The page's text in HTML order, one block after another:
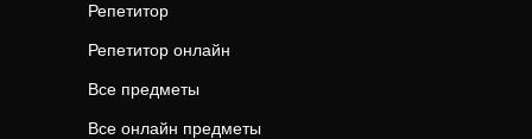
Репетитор
Репетитор онлайн
Все предметы
Все онлайн предметы